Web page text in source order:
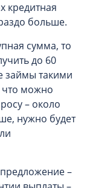
кредитная
больше.
сумма, то
до 60
займы такими
что можно
– около
нужно будет
–